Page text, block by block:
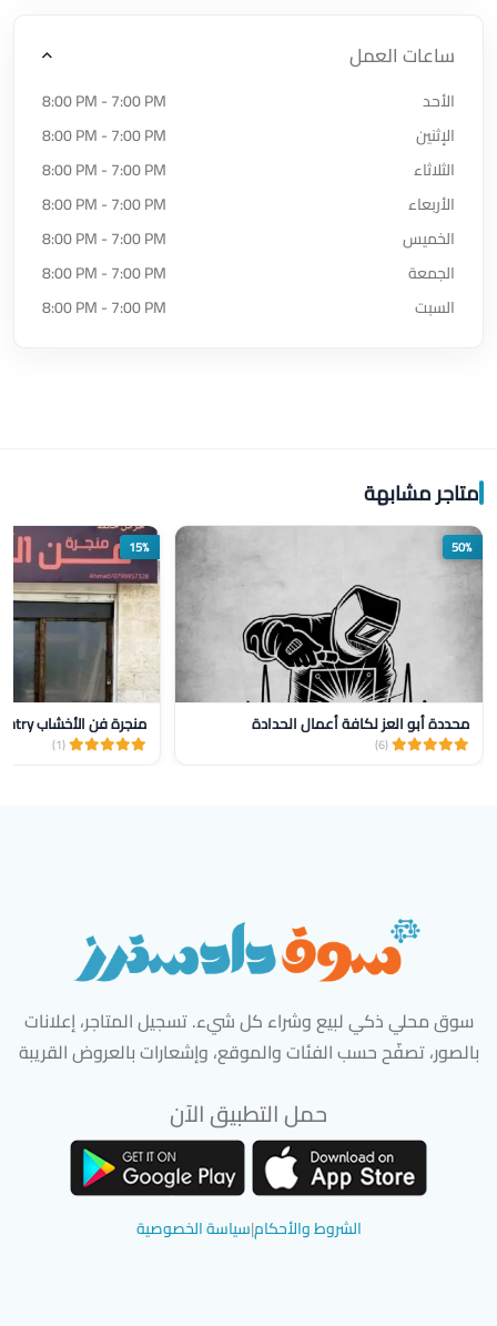
ساعات العمل
الأحد
8:00 PM - 7:00 PM
الإثنين
8:00 PM - 7:00 PM
الثلاثاء
8:00 PM - 7:00 PM
الأربعاء
8:00 PM - 7:00 PM
الخميس
8:00 PM - 7:00 PM
الجمعة
8:00 PM - 7:00 PM
السبت
8:00 PM - 7:00 PM
متاجر مشابهة
50%
محددة أبو العز لكافة أعمال الحدادة
(6)
15%
منجرة فن الأخشاب Wood Art Carpentry
(1)
سوق محلي ذكي لبيع وشراء كل شيء. تسجيل المتاجر، إعلانات
بالصور، تصفّح حسب الفئات والموقع، وإشعارات بالعروض القريبة
حمل التطبيق الآن
الشروط والأحكام|سياسة الخصوصية